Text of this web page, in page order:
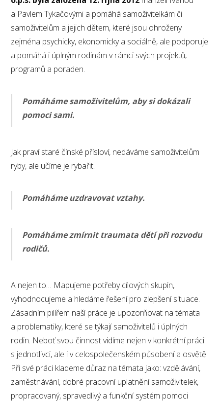
a Pavlem Tykačovými a pomáhá samoživitelkám či
samoživitelům a jejich dětem, které jsou ohroženy
zejména psychicky, ekonomicky a sociálně, ale podporuje
a pomáhá i úplným rodinám v rámci svých projektů,
programů a poraden.
Pomáháme samoživitelům, aby si dokázali
pomoci sami.
Jak praví staré čínské přísloví, nedáváme samoživitelům
ryby, ale učíme je rybařit.
Pomáháme uzdravovat vztahy.
Pomáháme zmírnit traumata dětí při rozvodu
rodičů.
A nejen to… Mapujeme potřeby cílových skupin,
vyhodnocujeme a hledáme řešení pro zlepšení situace.
Zásadním pilířem naší práce je upozorňovat na témata
a problematiky, které se týkají samoživitelů i úplných
rodin. Neboť svou činnost vidíme nejen v konkrétní práci
s jednotlivci, ale i v celospolečenském působení a osvětě.
Při své práci klademe důraz na témata jako: vzdělávání,
zaměstnávání, dobré pracovní uplatnění samoživitelek,
propracovaný, spravedlivý a funkční systém pomoci